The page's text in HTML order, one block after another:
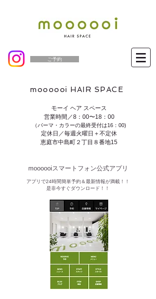
ご予約
moooooi HAIR SPACE
モーイ ヘア スペース
営業時間／8：00〜18：00
（パーマ・カラーの最終受付は16：00)
定休日／毎週火曜日＋不定休
恵庭市中島町２丁目８番地15
moooooiスマートフォン公式アプリ​
​アプリで24時間簡単予約＆最新情報が満載！！
是非今すぐダウンロード！！